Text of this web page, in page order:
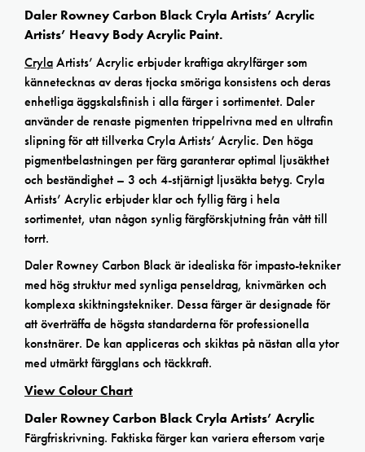
Daler Rowney Carbon Black Cryla Artists’ Acrylic
Artists’ Heavy Body Acrylic Paint.
CrylaArtists’ Acrylic erbjuder kraftiga akrylfärger som
kännetecknas av deras tjocka smöriga konsistens och deras
enhetliga äggskalsfinish i alla färger i sortimentet. Daler
använder de renaste pigmenten trippelrivna med en ultrafin
slipning för att tillverka Cryla Artists’ Acrylic. Den höga
pigmentbelastningen per färg garanterar optimal ljusäkthet
och beständighet – 3 och 4-stjärnigt ljusäkta betyg. Cryla
Artists’ Acrylic erbjuder klar och fyllig färg i hela
sortimentet, utan någon synlig färgförskjutning från vått till
torrt.
Daler Rowney Carbon Black är idealiska för impasto-tekniker
med hög struktur med synliga penseldrag, knivmärken och
komplexa skiktningstekniker. Dessa färger är designade för
att överträffa de högsta standarderna för professionella
konstnärer. De kan appliceras och skiktas på nästan alla ytor
med utmärkt färgglans och täckkraft.
View Colour Chart
Daler Rowney Carbon Black Cryla Artists’ Acrylic
Färgfriskrivning. Faktiska färger kan variera eftersom varje